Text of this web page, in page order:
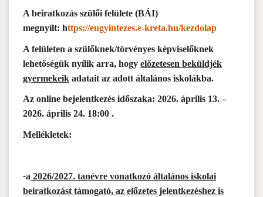
A beiratkozás szülői felülete (BÁI)
megnyílt: https://eugyintezes.e-kreta.hu/kezdolap
A felületen a szülőknek/törvényes képviselőknek
lehetőségük nyílik arra, hogy előzetesen beküldjék
gyermekeik adatait az adott általános iskolákba.
Az online bejelentkezés időszaka: 2026. április 13. –
2026. április 24. 18:00 .
Mellékletek:
-a 2026/2027. tanévre vonatkozó általános iskolai
beiratkozást támogató, az előzetes jelentkezéshez is